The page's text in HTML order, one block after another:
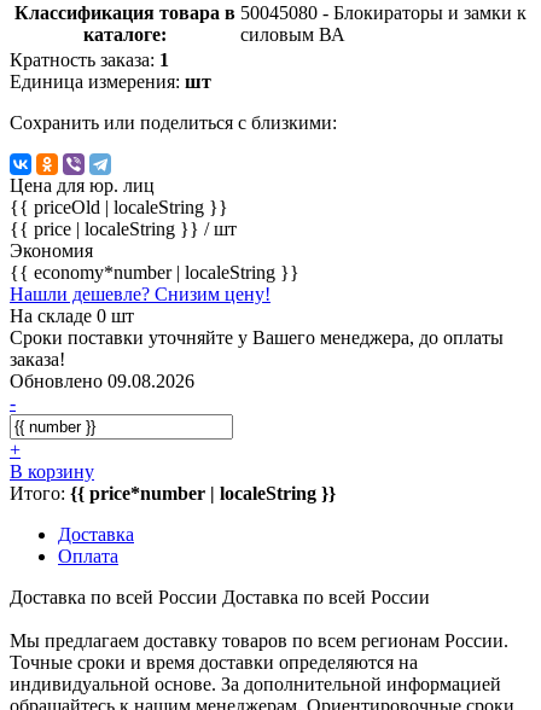
Классификация товара в
каталоге:
50045080 - Блокираторы и замки к
силовым ВА
Кратность заказа: 1
Единица измерения: шт
Сохранить или поделиться с близкими:
Цена для юр. лиц
{{ priceOld | localeString }}
{{ price | localeString }} / шт
Экономия
{{ economy*number | localeString }}
Нашли дешевле? Снизим цену!
На складе 0 шт
Сроки поставки уточняйте у Вашего менеджера, до оплаты
заказа!
Обновлено 09.08.2026
-
+
В корзину
Итого: {{ price*number | localeString }}
Доставка
Оплата
Доставка по всей России Доставка по всей России
Мы предлагаем доставку товаров по всем регионам России.
Точные сроки и время доставки определяются на
индивидуальной основе. За дополнительной информацией
обращайтесь к нашим менеджерам. Ориентировочные сроки